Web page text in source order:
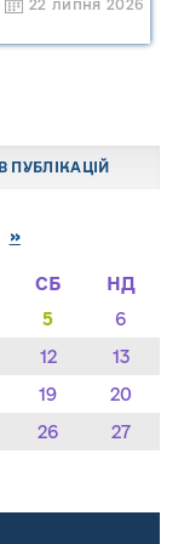
22 липня 2026
ПУБЛІКАЦІЙ
»
СБ
НД
5
6
12
13
19
20
26
27